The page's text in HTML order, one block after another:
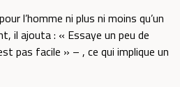
l’homme ni plus ni moins qu’un
il ajouta : « Essaye un peu de
pas facile » – , ce qui implique un